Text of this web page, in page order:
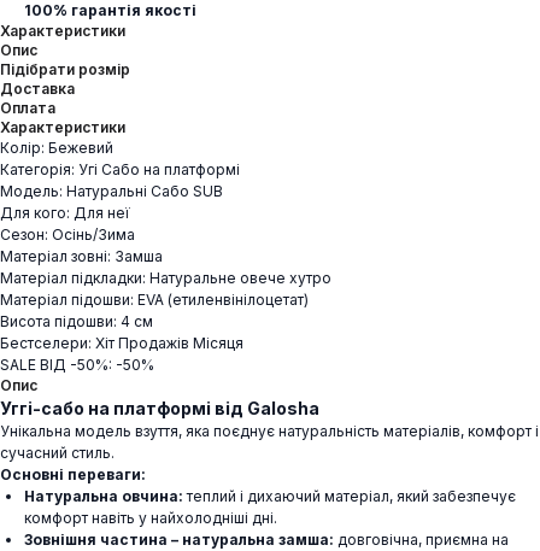
100% гарантія якості
Характеристики
Опис
Підібрати розмір
Доставка
Оплата
Характеристики
Колір: Бежевий
Категорія: Угі Сабо на платформі
Модель: Натуральні Сабо SUB
Для кого: Для неї
Сезон: Осінь/Зима
Матеріал зовні: Замша
Матеріал підкладки: Натуральне овече хутро
Матеріал підошви: EVA (етиленвінілоцетат)
Висота підошви: 4 см
Бестселери: Хіт Продажів Місяця
SALE ВІД -50%: -50%
Опис
Уггі-сабо на платформі від Galosha
Унікальна модель взуття, яка поєднує натуральність матеріалів, комфорт і
сучасний стиль.
Основні переваги:
Натуральна овчина: теплий і дихаючий матеріал, який забезпечує
комфорт навіть у найхолодніші дні.
Зовнішня частина – натуральна замша: довговічна, приємна на